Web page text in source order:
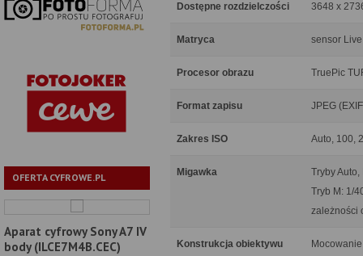
OFERTA CYFROWE.PL
Aparat cyfrowy Sony A7 IV
body (ILCE7M4B.CEC)
Dostępne rozdzielczości 3648 x
Matryca sensor
Procesor obrazu TruePic
Format zapisu JPEG
Zakres ISO Auto, 100,
Migawka
Tryby
Tryb M: 1/
zależności
Konstrukcja obiektywu